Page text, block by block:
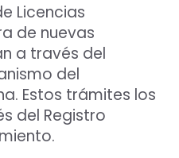
Licencias
de nuevas
a través del
del
Estos trámites los
del Registro